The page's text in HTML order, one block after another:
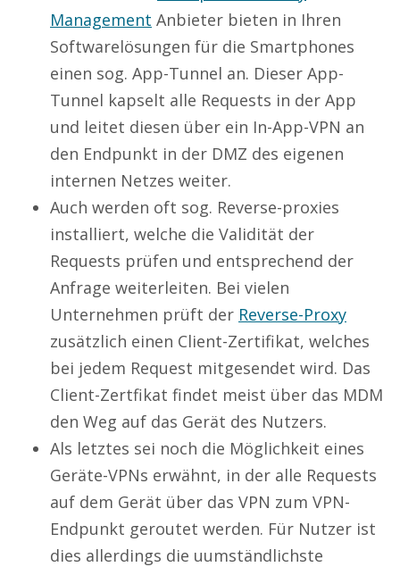
Management Anbieter bieten in Ihren
Softwarelösungen für die Smartphones
einen sog. App-Tunnel an. Dieser App-
Tunnel kapselt alle Requests in der App
und leitet diesen über ein In-App-VPN an
den Endpunkt in der DMZ des eigenen
internen Netzes weiter.
Auch werden oft sog. Reverse-proxies
installiert, welche die Validität der
Requests prüfen und entsprechend der
Anfrage weiterleiten. Bei vielen
Unternehmen prüft der Reverse-Proxy
zusätzlich einen Client-Zertifikat, welches
bei jedem Request mitgesendet wird. Das
Client-Zertfikat findet meist über das MDM
den Weg auf das Gerät des Nutzers.
Als letztes sei noch die Möglichkeit eines
Geräte-VPNs erwähnt, in der alle Requests
auf dem Gerät über das VPN zum VPN-
Endpunkt geroutet werden. Für Nutzer ist
dies allerdings die uumständlichste